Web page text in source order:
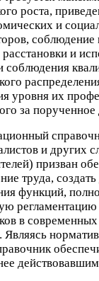
роста,
и
и
соблюдения
уровня их
за порученное
и других
призван
труда,
функций,
в